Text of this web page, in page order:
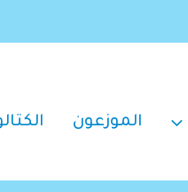
الموزعون